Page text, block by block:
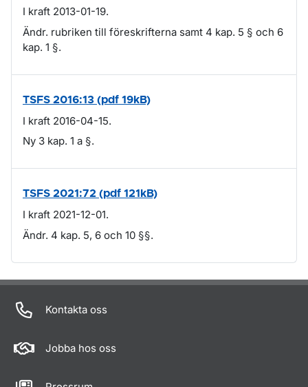
I kraft 2013-01-19.
Ändr. rubriken till föreskrifterna samt 4 kap. 5 § och 6
kap. 1 §.
TSFS 2016:13 (pdf 19kB)
I kraft 2016-04-15.
Ny 3 kap. 1 a §.
TSFS 2021:72 (pdf 121kB)
I kraft 2021-12-01.
Ändr. 4 kap. 5, 6 och 10 §§.
Om sidan
Kontakta oss
Jobba hos oss